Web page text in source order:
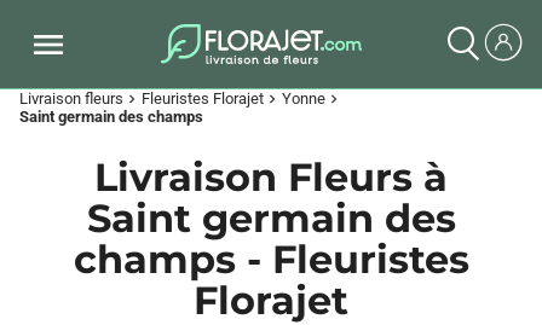
Livraison fleurs chevron_right Fleuristes Florajet chevron_right Yonne chevron_right
Saint germain des champs
Livraison Fleurs à
Saint germain des
champs - Fleuristes
Florajet